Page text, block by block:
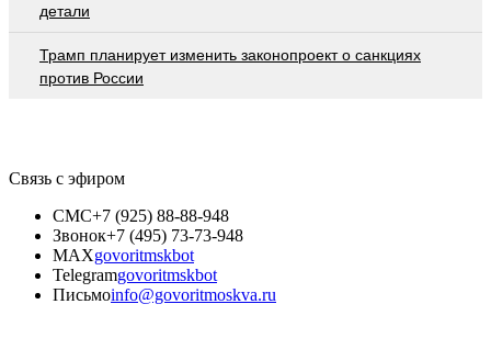
детали
Трамп планирует изменить законопроект о санкциях
против России
Связь с эфиром
СМС+7 (925) 88-88-948
Звонок+7 (495) 73-73-948
MAXgovoritmskbot
Telegramgovoritmskbot
Письмоinfo@govoritmoskva.ru